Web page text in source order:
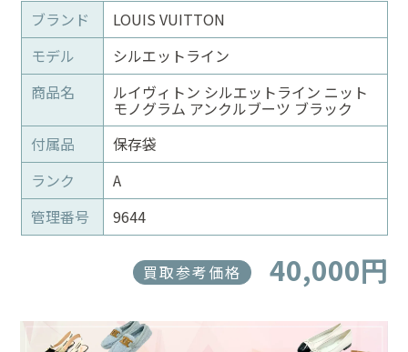
ブランド
LOUIS VUITTON
モデル
シルエットライン
商品名
ルイヴィトン シルエットライン ニット
モノグラム アンクルブーツ ブラック
付属品
保存袋
ランク
A
管理番号
9644
買取参考価格 40,000円